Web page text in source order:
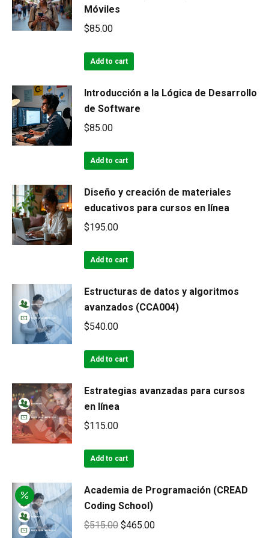
Móviles
$85.00
Add to cart
Introducción a la Lógica de Desarrollo
de Software
$85.00
Add to cart
Diseño y creación de materiales
educativos para cursos en línea
$195.00
Add to cart
Estructuras de datos y algoritmos
avanzados (CCA004)
$540.00
Add to cart
Estrategias avanzadas para cursos
en línea
$115.00
Add to cart
Academia de Programación (CREAD
Coding School)
$515.00 Original
$465.00Current